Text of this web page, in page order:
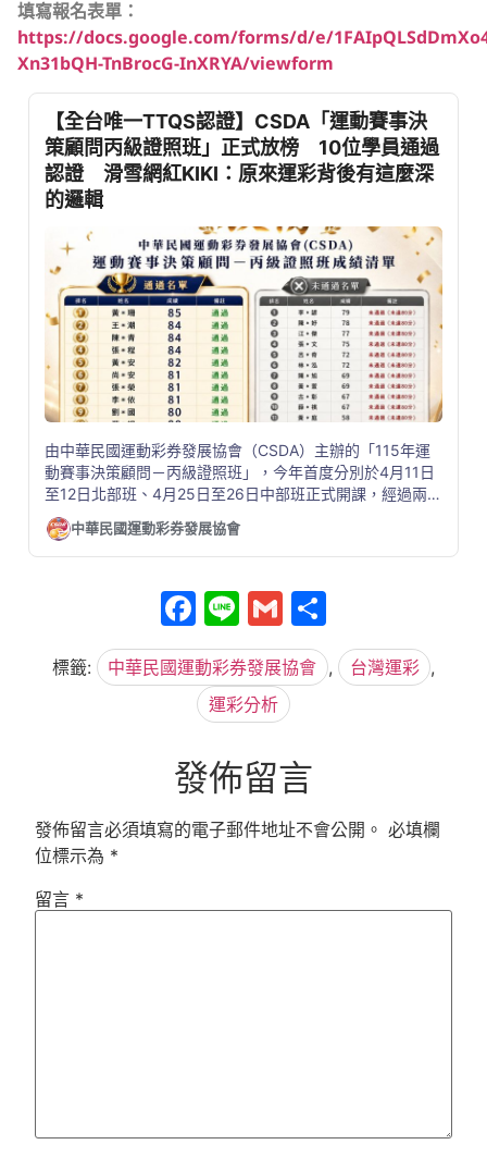
填寫報名表單：
https://docs.google.com/forms/d/e/
Xn31bQH-TnBrocG-InXRYA/viewform
【全台唯一TTQS認證】CSDA「運動賽事決
策顧問丙級證照班」正式放榜 10位學員通過
認證 滑雪網紅KIKI：原來運彩背後有這麼深
的邏輯
由中華民國運動彩券發展協會（CSDA）主辦的「115年運
動賽事決策顧問－丙級證照班」，今年首度分別於4月11日
至12日北部班、4月25日至26日中部班正式開課，經過兩梯
次、共11小時的密集實戰課程與決策模型建構訓練後，今
(11)日正式放榜。本次共有29位學員完成報名與測驗，其中
10位學員順利通過測驗，取得CSDA認證之《運動賽事決策
中華民國運動彩券發展協會
Facebook
LineGmail
享
標籤: 中華民國運動彩券發展協會 , 台灣運彩 ,
運彩分析
發佈留言
發佈留言必須填寫的電子郵件地址不會公開。 必填欄
位標示為 *
留言 *